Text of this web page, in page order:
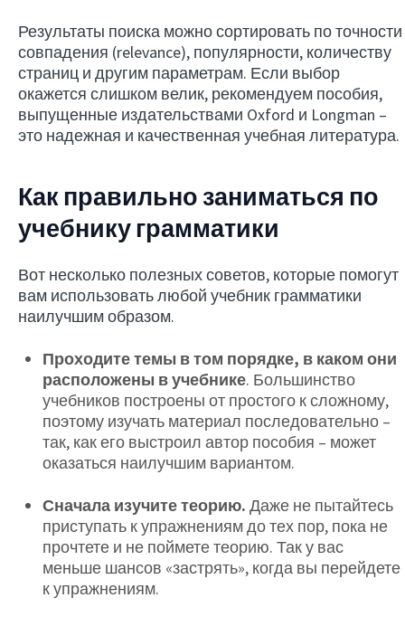
Результаты поиска можно сортировать по точности
совпадения (relevance), популярности, количеству
страниц и другим параметрам. Если выбор
окажется слишком велик, рекомендуем пособия,
выпущенные издательствами Oxford и Longman –
это надежная и качественная учебная литература.
Как правильно заниматься по
учебнику грамматики
Вот несколько полезных советов, которые помогут
вам использовать любой учебник грамматики
наилучшим образом.
Проходите темы в том порядке, в каком они
расположены в учебнике. Большинство
учебников построены от простого к сложному,
поэтому изучать материал последовательно –
так, как его выстроил автор пособия – может
оказаться наилучшим вариантом.
Сначала изучите теорию. Даже не пытайтесь
приступать к упражнениям до тех пор, пока не
прочтете и не поймете теорию. Так у вас
меньше шансов «застрять», когда вы перейдете
к упражнениям.